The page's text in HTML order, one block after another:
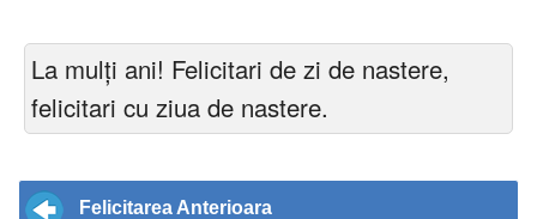
La mulți ani! Felicitari de zi de nastere,
felicitari cu ziua de nastere.
Felicitarea Anterioara